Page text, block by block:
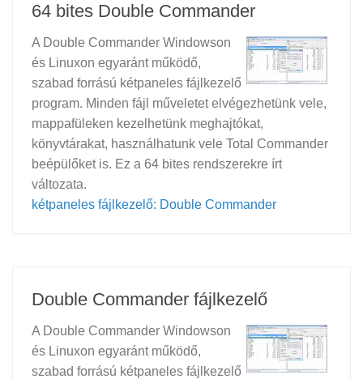
64 bites Double Commander
A Double Commander Windowson
és Linuxon egyaránt működő,
szabad forrású kétpaneles fájlkezelő
program. Minden fájl műveletet elvégezhetünk vele,
mappafüleken kezelhetünk meghajtókat,
könyvtárakat, használhatunk vele Total Commander
beépülőket is. Ez a 64 bites rendszerekre írt
változata.
kétpaneles fájlkezelő: Double Commander
Double Commander fájlkezelő
A Double Commander Windowson
és Linuxon egyaránt működő,
szabad forrású kétpaneles fájlkezelő